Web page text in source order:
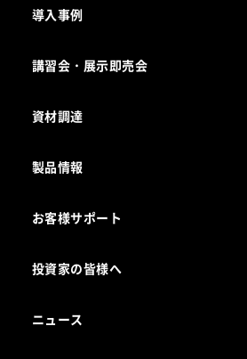
製品の開発
事業所一覧
導入事例
講習会・展示即売会
資材調達
製品情報
電気・ガス別厨房機器
お客様サポート
アフターサービスお問合せ先
投資家の皆様へ
ニュース